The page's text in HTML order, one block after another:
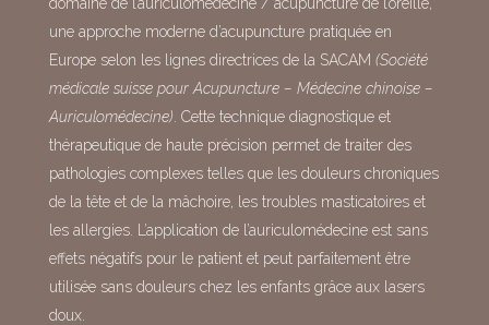
une approche moderne d’acupuncture pratiquée en
Europe selon les lignes directrices de la SACAM (Société
médicale suisse pour Acupuncture – Médecine chinoise –
Auriculomédecine) . Cette technique diagnostique et
thérapeutique de haute précision permet de traiter des
pathologies complexes telles que les douleurs chroniques
de la tête et de la mâchoire, les troubles masticatoires et
les allergies. L’application de l’auriculomédecine est sans
effets négatifs pour le patient et peut parfaitement être
utilisée sans douleurs chez les enfants grâce aux lasers
doux.